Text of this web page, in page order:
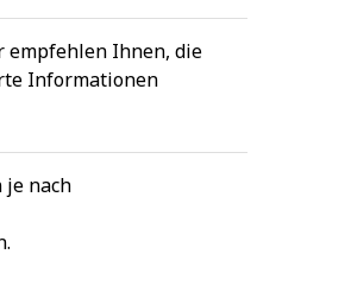
empfehlen Ihnen, die
Informationen
nach